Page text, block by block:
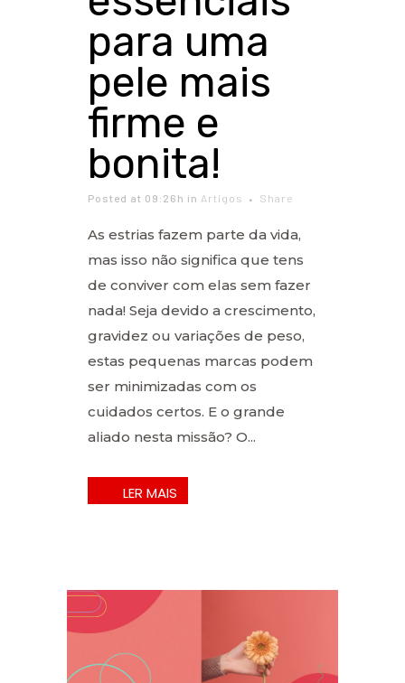
para uma
pele mais
firme e
bonita!
Posted at 09:26h in Artigos Share
As estrias fazem parte da vida,
mas isso não significa que tens
de conviver com elas sem fazer
nada! Seja devido a crescimento,
gravidez ou variações de peso,
estas pequenas marcas podem
ser minimizadas com os
cuidados certos. E o grande
aliado nesta missão? O...